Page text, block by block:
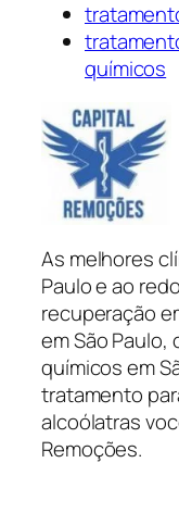
químicos
As melhores
Paulo e ao
recuperação
em São
químicos em
tratamento
alcoólatras
Remoções.